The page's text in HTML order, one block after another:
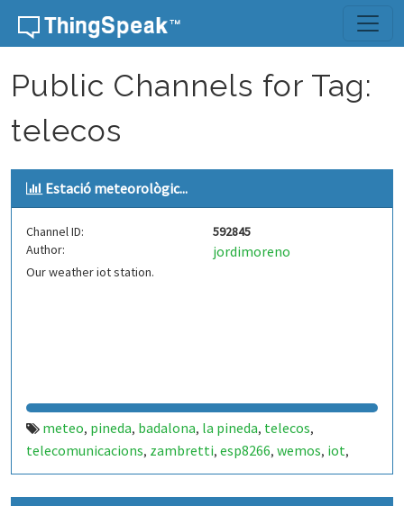
Skip to content
Public Channels for Tag:
telecos
Estació meteorològic...
Channel ID:
592845
Author:
jordimoreno
Our weather iot station.
meteo, pineda, badalona, la pineda, telecos,
telecomunicacions, zambretti, esp8266, wemos, iot,
forecast